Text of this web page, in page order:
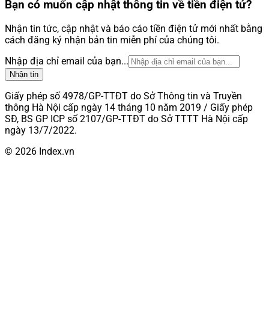
Bạn có muốn cập nhật thông tin về tiền điện tử?
Nhận tin tức, cập nhật và báo cáo tiền điện tử mới nhất bằng
cách đăng ký nhận bản tin miễn phí của chúng tôi.
Nhập địa chỉ email của bạn...
Nhận tin
Giấy phép số 4978/GP-TTĐT do Sở Thông tin và Truyền
thông Hà Nội cấp ngày 14 tháng 10 năm 2019 / Giấy phép
SĐ, BS GP ICP số 2107/GP-TTĐT do Sở TTTT Hà Nội cấp
ngày 13/7/2022.
© 2026 Index.vn